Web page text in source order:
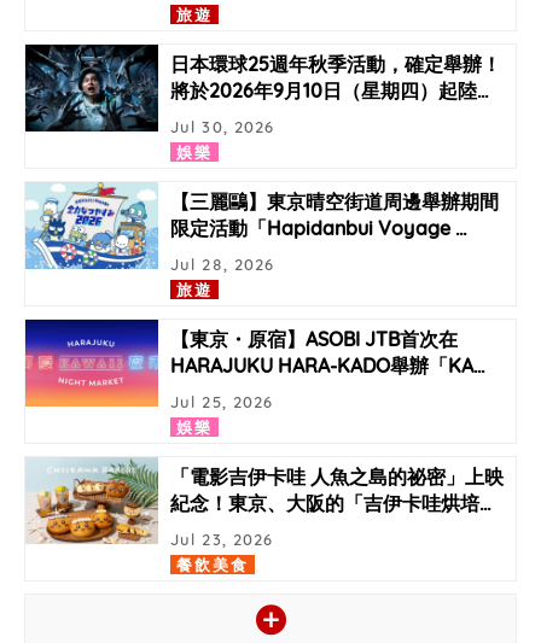
旅遊
日本環球25週年秋季活動，確定舉辦！
將於2026年9月10日（星期四）起陸…
娛樂
Jul 30, 2026
【三麗鷗】東京晴空街道周邊舉辦期間
限定活動「Hapidanbui Voyage …
旅遊
Jul 28, 2026
【東京・原宿】ASOBI JTB首次在
HARAJUKU HARA-KADO舉辦「KA…
娛樂
Jul 25, 2026
「電影吉伊卡哇 人魚之島的祕密」上映
紀念！東京、大阪的「吉伊卡哇烘培…
餐飲美食
Jul 23, 2026